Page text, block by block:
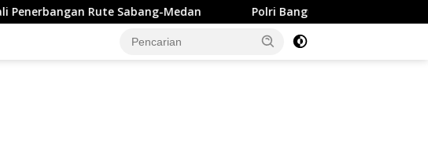
Sabang-Medan Polri Bangun 40 Titik Sumur Bor untuk Warga